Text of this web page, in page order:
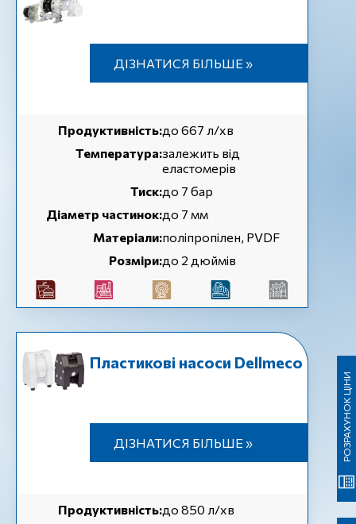
ДІЗНАТИСЯ БІЛЬШЕ »
Продуктивність:до 667 л/хв
Температура:залежить від
еластомерів
Тиск:до 7 бар
Діаметр частинок:до 7 мм
Матеріали:поліпропілен, PVDF
Розміри:до 2 дюймів
Пластикові насоси Dellmeco
ДІЗНАТИСЯ БІЛЬШЕ »
Продуктивність:до 850 л/хв
РОЗРАХУНОК ЦІНИ